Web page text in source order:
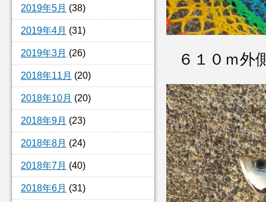
2019年5月 (38)
2019年4月 (31)
2019年3月 (26)
2018年11月 (20)
2018年10月 (20)
2018年9月 (23)
2018年8月 (24)
2018年7月 (40)
2018年6月 (31)
６１０ｍ